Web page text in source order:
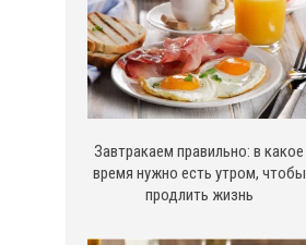
Завтракаем правильно: в какое
время нужно есть утром, чтобы
продлить жизнь